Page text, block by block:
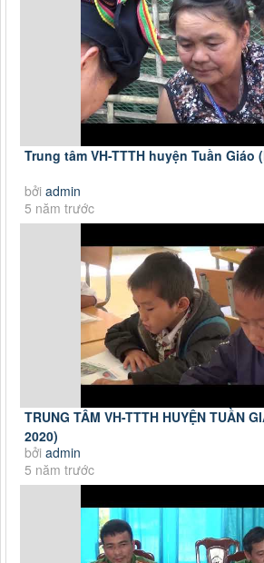
Trung tâm VH-TTTH huyện Tuần Giáo
bởi admin
5 năm trước
TRUNG TÂM VH-TTTH HUYỆN TUẦN
2020)
bởi admin
5 năm trước